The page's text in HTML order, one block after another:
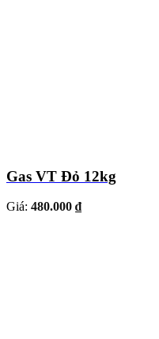
Gas VT Đỏ 12kg
Giá: 480.000 ₫